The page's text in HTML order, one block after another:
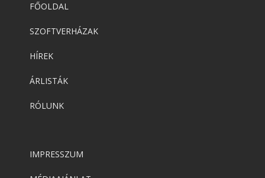
FŐOLDAL
SZOFTVERHÁZAK
HÍREK
ÁRLISTÁK
RÓLUNK
IMPRESSZUM